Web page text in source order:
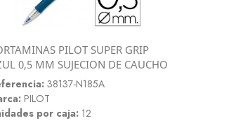
 Vista rápida
PILOT SUPER GRIP
0,5 MM SUJECION DE CAUCHO
38137-N185A
PILOT
por caja: 12